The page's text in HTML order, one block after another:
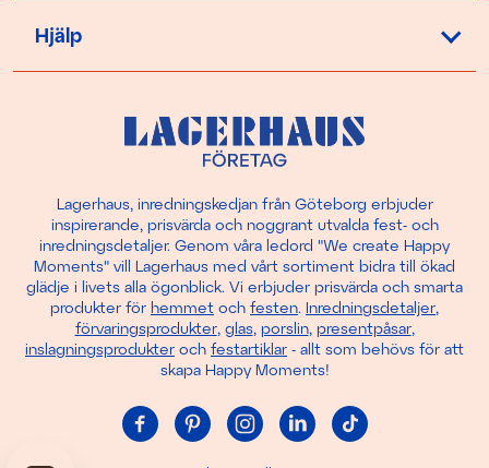
Hjälp
Lagerhaus, inredningskedjan från Göteborg erbjuder
inspirerande, prisvärda och noggrant utvalda fest- och
inredningsdetaljer. Genom våra ledord "We create Happy
Moments" vill Lagerhaus med vårt sortiment bidra till ökad
glädje i livets alla ögonblick. Vi erbjuder prisvärda och smarta
produkter för hemmet och festen. Inredningsdetaljer,
förvaringsprodukter, glas, porslin, presentpåsar,
inslagningsprodukter och festartiklar - allt som behövs för att
skapa Happy Moments!